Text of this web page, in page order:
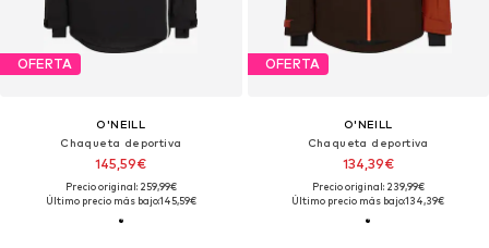
OFERTA
O'NEILL
Chaqueta deportiva
145,59€
Precio original: 259,99€
Último precio más bajo:145,59€
OFERTA
O'NEILL
Chaqueta deportiva
134,39€
Precio original: 239,99€
Último precio más bajo:134,39€